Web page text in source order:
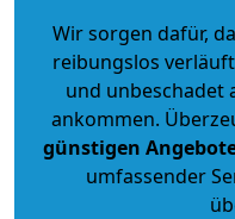
Wir sorgen dafür,
reibungslos
und unbeschadet
ankommen.
günstigen
umfassender